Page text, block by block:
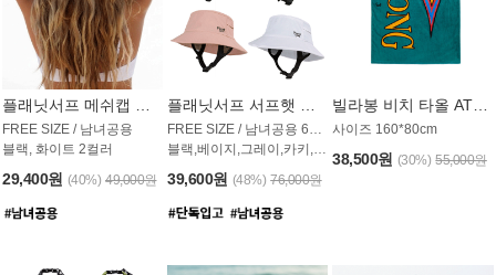
FREE SIZE / 남녀공용
블랙, 화이트 2컬러
29,400원 (40%) 49,000원
블랙,베이지,그레이,카키,핑크,화이트
39,600원 (48%) 76,000원
사이즈 160*80cm
38,500원 (30%) 55,000원